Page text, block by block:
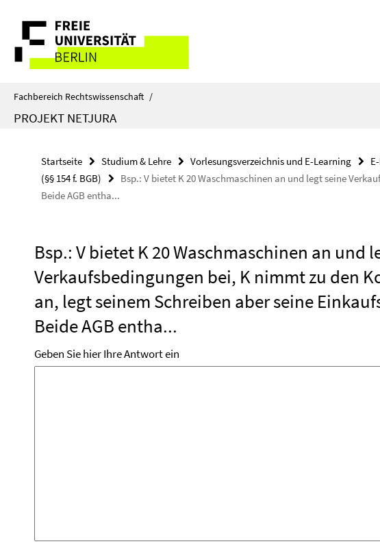
direkt
Inhalt
Service-
Navigation
Fachbereich Rechtswissenschaft /
PROJEKT NETJURA
Startseite Studium & Lehre Vorlesungsverzeichnis und E-Learning
(§§ 154 f. BGB)
Bsp.: V bietet K 20 Waschmaschinen an und legt seine
Beide AGB entha...
Bsp.: V bietet K 20 Waschmaschinen an und
Verkaufsbedingungen bei, K nimmt zu den
an, legt seinem Schreiben aber seine
Beide AGB entha...
Geben Sie hier Ihre Antwort ein